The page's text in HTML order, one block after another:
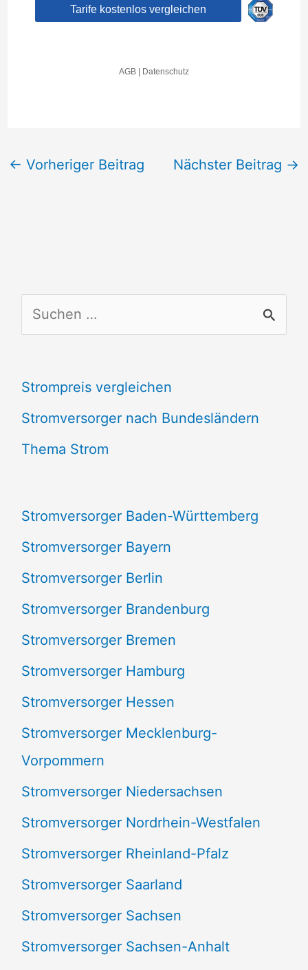
← Vorheriger Beitrag Nächster Beitrag →
u
h
e
n
h
:
Strompreis vergleichen
Stromversorger nach Bundesländern
Thema Strom
Stromversorger Baden-Württemberg
Stromversorger Bayern
Stromversorger Berlin
Stromversorger Brandenburg
Stromversorger Bremen
Stromversorger Hamburg
Stromversorger Hessen
Stromversorger Mecklenburg-
Vorpommern
Stromversorger Niedersachsen
Stromversorger Nordrhein-Westfalen
Stromversorger Rheinland-Pfalz
Stromversorger Saarland
Stromversorger Sachsen
Stromversorger Sachsen-Anhalt